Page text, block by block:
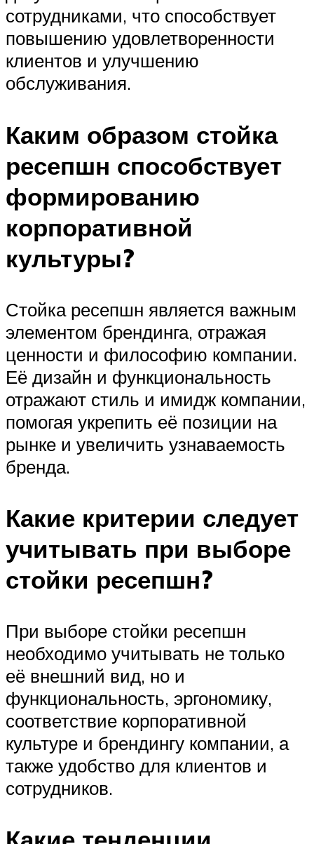
сотрудниками, что способствует
повышению удовлетворенности
клиентов и улучшению
обслуживания.
Каким образом стойка
ресепшн способствует
формированию
корпоративной
культуры?
Стойка ресепшн является важным
элементом брендинга, отражая
ценности и философию компании.
Её дизайн и функциональность
отражают стиль и имидж компании,
помогая укрепить её позиции на
рынке и увеличить узнаваемость
бренда.
Какие критерии следует
учитывать при выборе
стойки ресепшн?
При выборе стойки ресепшн
необходимо учитывать не только
её внешний вид, но и
функциональность, эргономику,
соответствие корпоративной
культуре и брендингу компании, а
также удобство для клиентов и
сотрудников.